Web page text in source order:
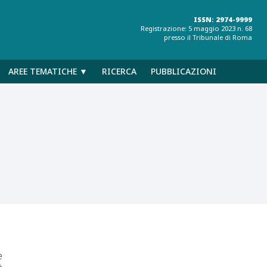
ISSN: 2974-9999
Registrazione: 5 maggio 2023 n. 68
presso il Tribunale di Roma
AREE TEMATICHE ▼ RICERCA PUBBLICAZIONI